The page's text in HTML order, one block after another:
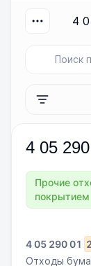
4
4 05
Прочие
покрытием
405 29001
Отходы